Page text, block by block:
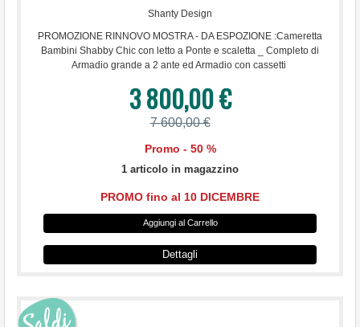
Shanty Design
PROMOZIONE RINNOVO MOSTRA - DA ESPOZIONE :Cameretta
Bambini Shabby Chic con letto a Ponte e scaletta _ Completo di
Armadio grande a 2 ante ed Armadio con cassetti
3 800,00 €
7 600,00 €
Promo - 50 %
1 articolo in magazzino
PROMO fino al 10 DICEMBRE
Aggiungi al Carrello
Dettagli